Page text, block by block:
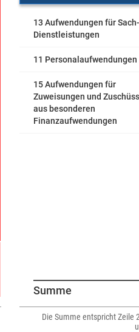
13 Aufwendungen für
Dienstleistungen
11 Personalaufwendungen
15 Aufwendungen für
Zuweisungen und
aus besonderen
Finanzaufwendungen
Summe
Die Summe entspricht Zeile